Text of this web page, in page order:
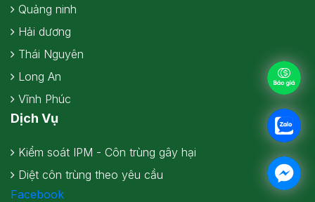
Quảng ninh
Hải dương
Thái Nguyên
Long An
Vĩnh Phúc
Dịch Vụ
Kiểm soát IPM - Côn trùng gây hại
Diệt côn trùng theo yêu cầu
Facebook